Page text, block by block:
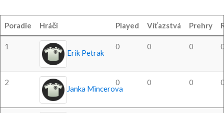
Poradie Hráči Played Víťazstvá Prehry
1
Erik Petrak
0 0 0
2
Janka Mincerova
0 0 0